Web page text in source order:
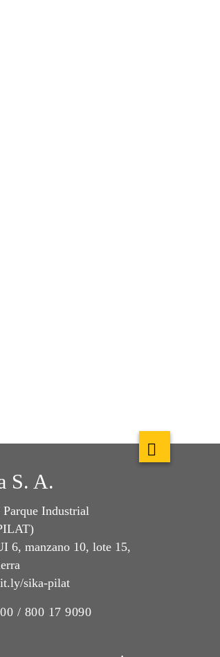
S. A.
Parque Industrial
6, manzano 10, lote 15,
sika-pilat
/ 800 17 9090